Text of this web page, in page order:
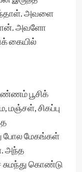
அவளை
அவளோ
கையில்
பூசிக்
சிகப்பு
போல மேகங்கள்
அந்த
கொண்டு